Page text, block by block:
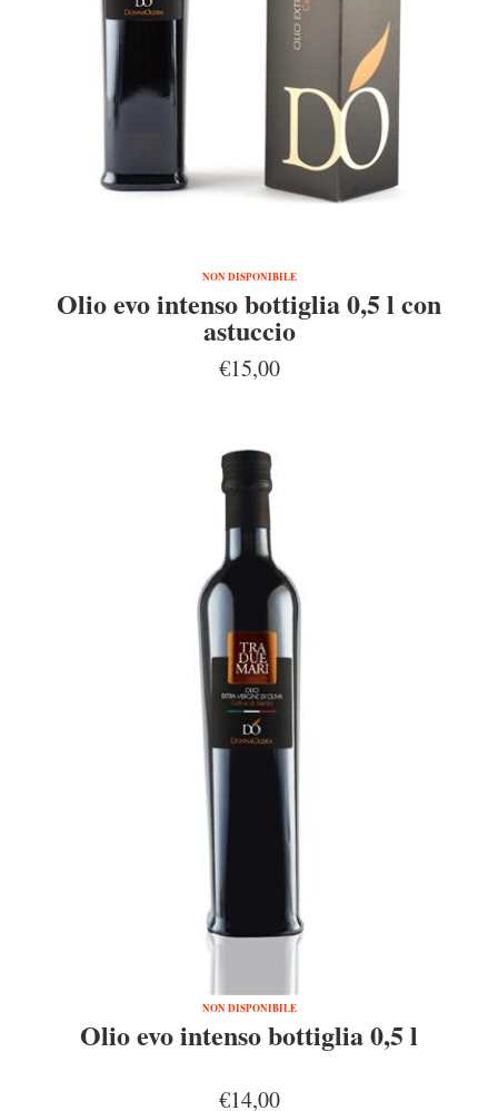
NON DISPONIBILE
Olio evo intenso bottiglia 0,5 l con
astuccio
€15,00
NON DISPONIBILE
Olio evo intenso bottiglia 0,5 l
€14,00